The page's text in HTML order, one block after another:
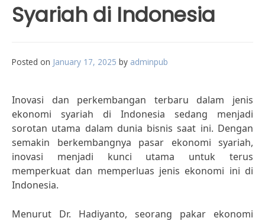
Syariah di Indonesia
Posted on January 17, 2025 by adminpub
Inovasi dan perkembangan terbaru dalam jenis
ekonomi syariah di Indonesia sedang menjadi
sorotan utama dalam dunia bisnis saat ini. Dengan
semakin berkembangnya pasar ekonomi syariah,
inovasi menjadi kunci utama untuk terus
memperkuat dan memperluas jenis ekonomi ini di
Indonesia.
Menurut Dr. Hadiyanto, seorang pakar ekonomi